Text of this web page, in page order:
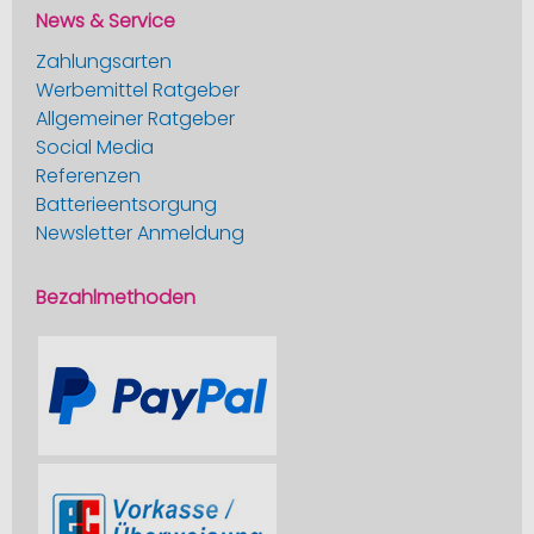
News & Service
Zahlungsarten
Werbemittel Ratgeber
Allgemeiner Ratgeber
Social Media
Referenzen
Batterieentsorgung
Newsletter Anmeldung
Bezahlmethoden